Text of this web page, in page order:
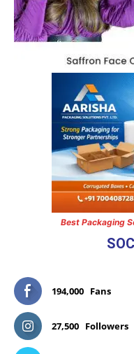
Best Packaging
194,000 Fans
27,500 Followers